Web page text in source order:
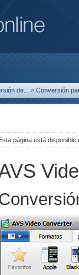
de... > Conversión
página está disponible